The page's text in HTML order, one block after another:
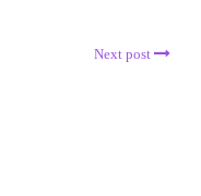
Next post